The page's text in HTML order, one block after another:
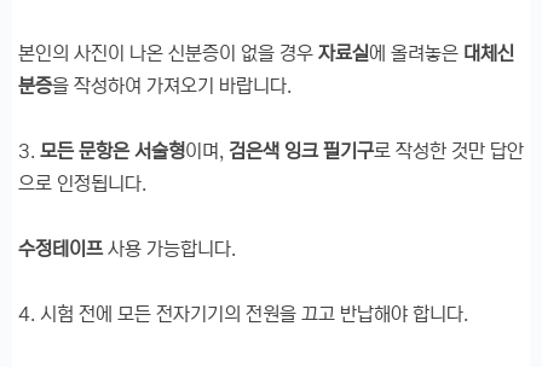
본인의 사진이 나온 신분증이 없을 경우 자료실에 올려놓은 대체신
분증을 작성하여 가져오기 바랍니다.
3. 모든 문항은 서술형이며, 검은색 잉크 필기구로 작성한 것만 답안
으로 인정됩니다.
수정테이프사용 가능합니다.
4. 시험 전에 모든 전자기기의 전원을 끄고 반납해야 합니다.